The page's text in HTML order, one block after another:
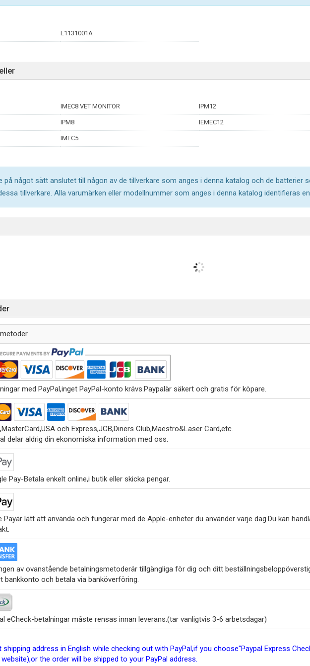
L1131001A
IMEC8 VET MONITOR IPM12
IPM8 IEMEC12
IMEC5
på något sätt anslutet till någon av de tillverkare som anges i denna katalog och de batterier
tillverkare. Alla varumärken eller modellnummer som anges i denna katalog identifieras
med PayPal,inget PayPal-konto krävs.Paypalär säkert och gratis för köpare.
och Express,JCB,Diners Club,Maestro&Laser Card,etc.
delar aldrig din ekonomiska information med oss.
Pay-Betala enkelt online,i butik eller skicka pengar.
Payär lätt att använda och fungerar med de Apple-enheter du använder varje dag.Du kan
av ovanstående betalningsmetoderär tillgängliga för dig och ditt
bankkonto och betala via banköverföring.
eCheck-betalningar måste rensas innan leverans.(tar vanligtvis 3-6 arbetsdagar)
address in English while checking out with PayPal,if you choose"Paypal Express
the order will be shipped to your PayPal address.